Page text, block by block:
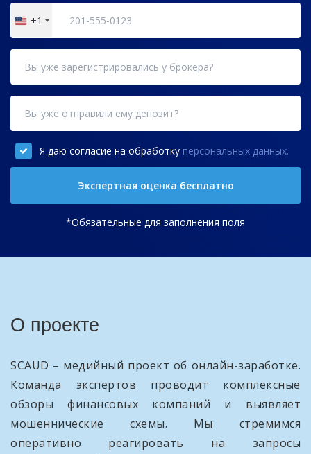
United
States
+1
Я даю согласие на обработку персональных данных.
Экспертная оценка бесплатно
*Обязательные для заполнения поля
О проекте
SCAUD – медийный проект об онлайн-заработке.
Команда экспертов проводит комплексные
обзоры финансовых компаний и выявляет
мошеннические схемы. Мы стремимся
оперативно реагировать на запросы